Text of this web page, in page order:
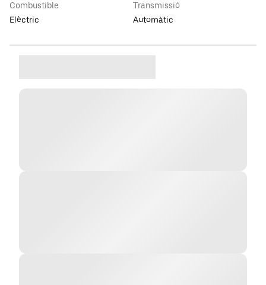
Combustible
Elèctric
Transmissió
Automàtic